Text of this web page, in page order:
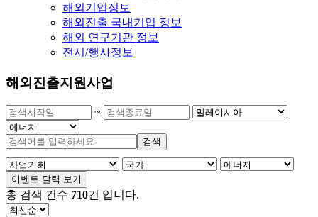
해외기업정보
해외진출 국내기업 정보
해외 연구기관 정보
전시/행사정보
해외진출지원사업
~
검색
이벤트 달력 보기
총 검색 건수 710건 입니다.